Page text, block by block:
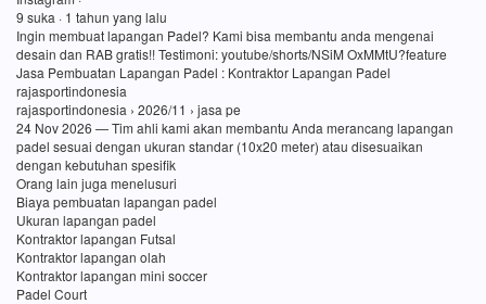
9 suka · 1 tahun yang lalu
Ingin membuat lapangan Padel? Kami bisa membantu anda mengenai
desain dan RAB gratis!! Testimoni: youtube/shorts/NSiM OxMMtU?feature
Jasa Pembuatan Lapangan Padel : Kontraktor Lapangan Padel
rajasportindonesia
rajasportindonesia › 2026/11 › jasa pe
24 Nov 2026 — Tim ahli kami akan membantu Anda merancang lapangan
padel sesuai dengan ukuran standar (10x20 meter) atau disesuaikan
dengan kebutuhan spesifik
Orang lain juga menelusuri
Biaya pembuatan lapangan padel
Ukuran lapangan padel
Kontraktor lapangan Futsal
Kontraktor lapangan olah
Kontraktor lapangan mini soccer
Padel Court